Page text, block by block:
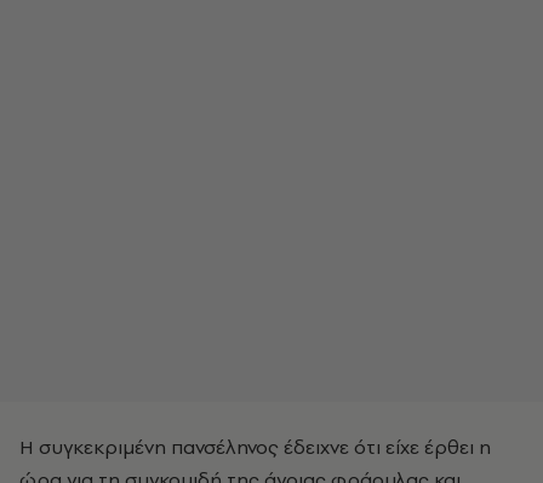
Η συγκεκριμένη πανσέληνος έδειχνε ότι είχε έρθει η